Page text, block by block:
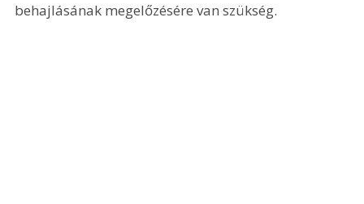
behajlásának megelőzésére van szükség.